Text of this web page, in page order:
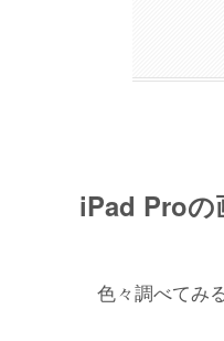
iPad Proの
色々調べてみ